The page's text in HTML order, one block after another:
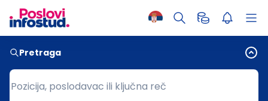
Pretraga
Pozicija, poslodavac ili ključna reč
Pozicija, poslodavac ili ključna reč